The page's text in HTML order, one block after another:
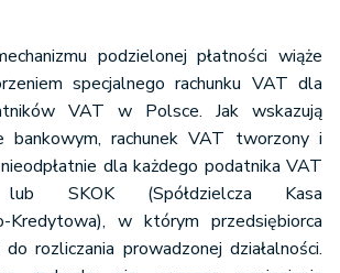
podzielonej płatności wiąże
specjalnego rachunku VAT dla
VAT w Polsce. Jak wskazują
bankowym, rachunek VAT tworzony i
dla każdego podatnika VAT
SKOK (Spółdzielcza Kasa
Kredytowa), w którym przedsiębiorca
rozliczania prowadzonej działalności.